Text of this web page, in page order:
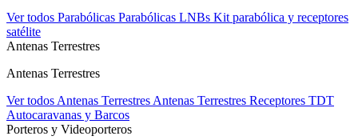
Ver todos Parabólicas Parabólicas LNBs Kit parabólica y receptores
satélite
Antenas Terrestres
Antenas Terrestres
Ver todos Antenas Terrestres Antenas Terrestres Receptores TDT
Autocaravanas y Barcos
Porteros y Videoporteros